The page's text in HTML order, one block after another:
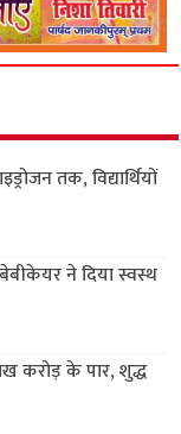
तक, विद्यार्थियों
ने दिया स्वस्थ
करोड़ के पार, शुद्ध